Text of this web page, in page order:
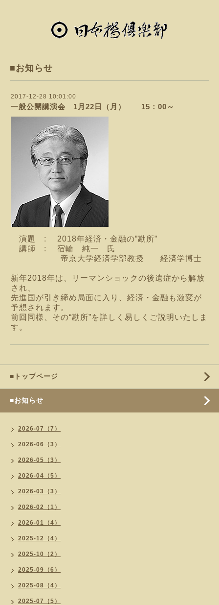
■お知らせ
2017-12-28 10:01:00
一般公開講演会 1月22日（月） 15：00～
演題 : 2018年経済・金融の”勘所”
講師 : 宿輪 純一 氏
帝京大学経済学部教授 経済学博士
新年2018年は、リーマンショックの後遺症から解放
され、
先進国が引き締め局面に入り、経済・金融も激変が
予想されます。
前回同様、その“勘所”を詳しく易しくご説明いたしま
す。
■トップページ
■お知らせ
2026-07（7）
2026-06（3）
2026-05（3）
2026-04（5）
2026-03（3）
2026-02（1）
2026-01（4）
2025-12（4）
2025-10（2）
2025-09（6）
2025-08（4）
2025-07（5）